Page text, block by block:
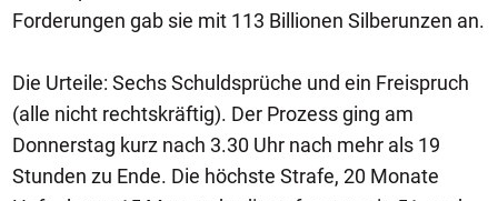
Forderungen gab sie mit 113 Billionen Silberunzen an.
Die Urteile: Sechs Schuldsprüche und ein Freispruch
(alle nicht rechtskräftig). Der Prozess ging am
Donnerstag kurz nach 3.30 Uhr nach mehr als 19
Stunden zu Ende. Die höchste Strafe, 20 Monate